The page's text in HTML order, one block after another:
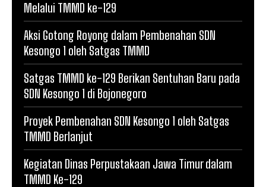
Melalui TMMD ke-129
Aksi Gotong Royong dalam Pembenahan SDN
Kesongo 1 oleh Satgas TMMD
Satgas TMMD ke-129 Berikan Sentuhan Baru pada
SDN Kesongo 1 di Bojonegoro
Proyek Pembenahan SDN Kesongo 1 oleh Satgas
TMMD Berlanjut
Kegiatan Dinas Perpustakaan Jawa Timur dalam
TMMD Ke-129